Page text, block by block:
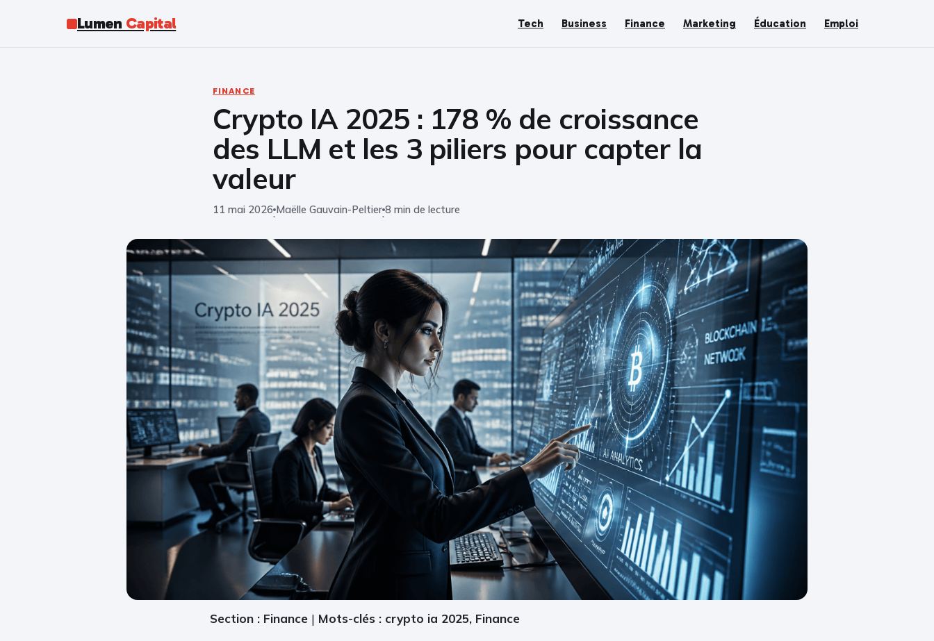
Lumen Capital Tech Business Finance Marketing Éducation Emploi
FINANCE
Crypto IA 2025 : 178 % de croissance
des LLM et les 3 piliers pour capter la
valeur
11 mai 2026
·
Maëlle Gauvain-Peltier
·
8 min de lecture
Section : Finance | Mots-clés : crypto ia 2025, Finance